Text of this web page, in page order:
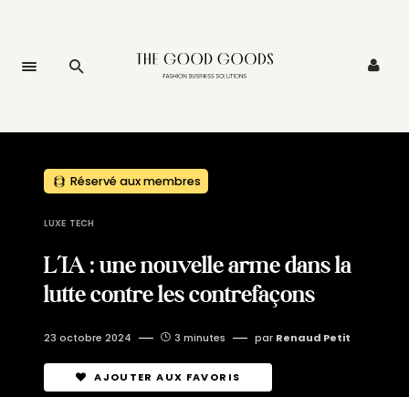
Réservé aux membres
LUXE TECH
L’IA : une nouvelle arme dans la
lutte contre les contrefaçons
23 octobre 2024 3 minutes par Renaud Petit
AJOUTER AUX FAVORIS